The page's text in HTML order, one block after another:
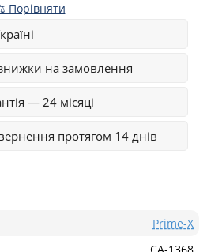
Порівняти
на замовлення
— 24 місяці
протягом 14 днів
Prime-X